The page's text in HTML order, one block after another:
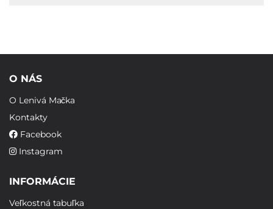
O NÁS
O Lenivá Mačka
Kontakty
Facebook
Instagram
INFORMÁCIE
Veľkostná tabuľka